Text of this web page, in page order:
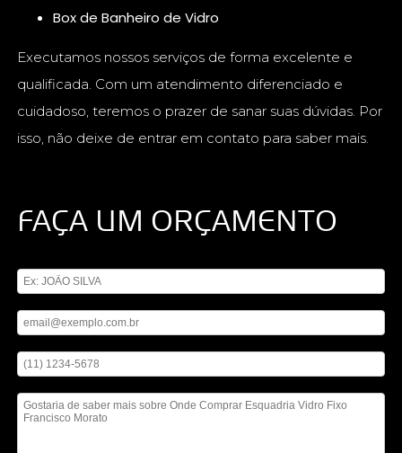
Box de Banheiro de Vidro
Executamos nossos serviços de forma excelente e
qualificada. Com um atendimento diferenciado e
cuidadoso, teremos o prazer de sanar suas dúvidas. Por
isso, não deixe de entrar em contato para saber mais.
FAÇA UM ORÇAMENTO